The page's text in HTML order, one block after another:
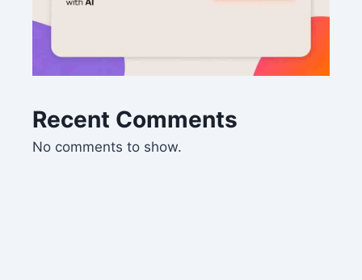
Recent Comments
No comments to show.